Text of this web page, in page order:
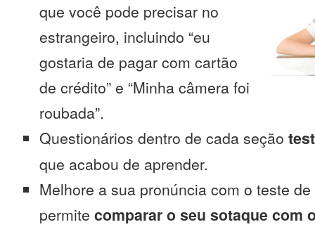
que você pode precisar no
estrangeiro, incluindo “eu
gostaria de pagar com cartão
de crédito” e “Minha câmera foi
roubada”.
Questionários dentro de cada seção
que acabou de aprender.
Melhore a sua pronúncia com o teste
permite comparar o seu sotaque com